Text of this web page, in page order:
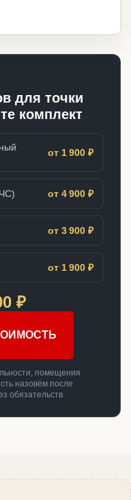
для точки
комплект
от 1 900 ₽
от 4 900 ₽
от 3 900 ₽
от 1 900 ₽
₽
помещения
назовём после
обязательств.